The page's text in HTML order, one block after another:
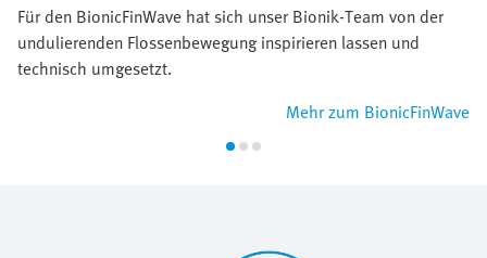
Für den BionicFinWave hat sich unser Bionik-Team von der
undulierenden Flossenbewegung inspirieren lassen und
technisch umgesetzt.
Mehr zum BionicFinWave